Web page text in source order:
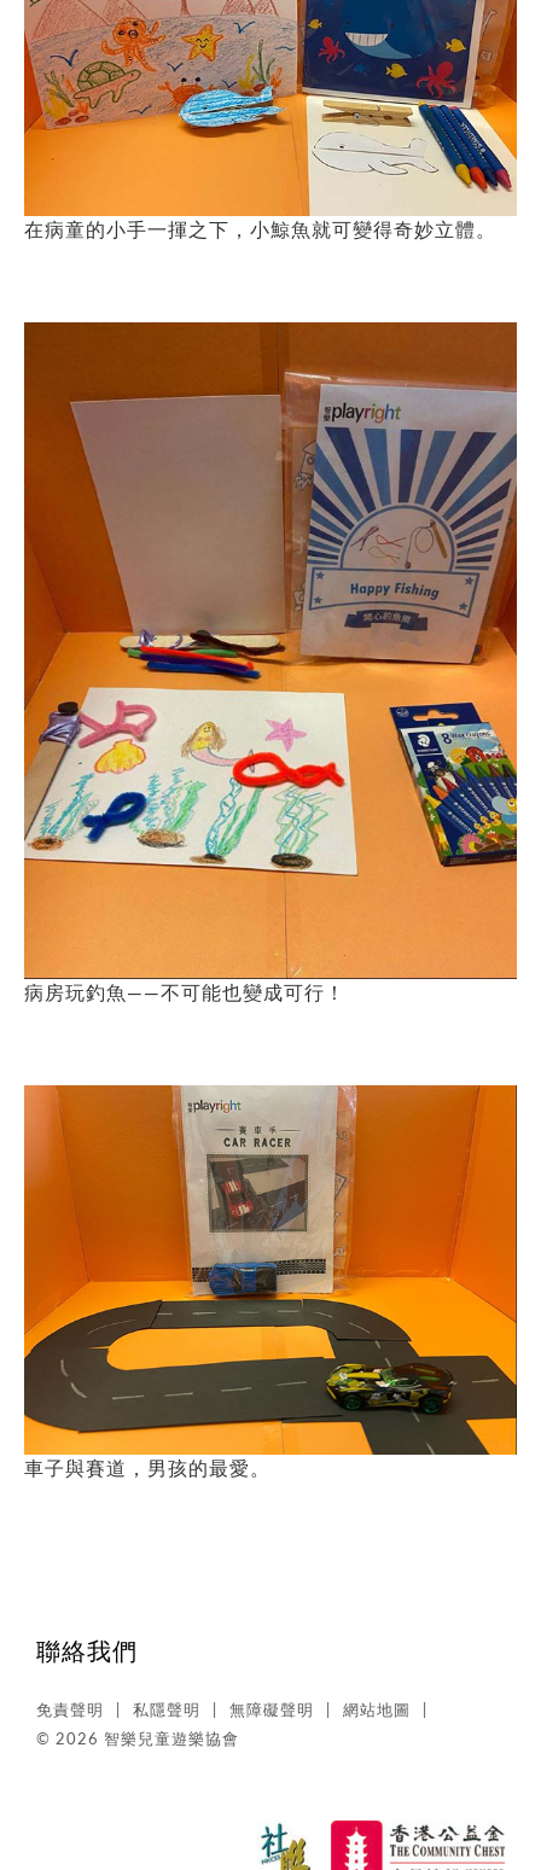
在病童的小手一揮之下，小鯨魚就可變得奇妙立體。
病房玩釣魚——不可能也變成可行！
車子與賽道，男孩的最愛。
聯絡我們
免責聲明 私隱聲明 無障礙聲明
網站地圖
© 2026 智樂兒童遊樂協會